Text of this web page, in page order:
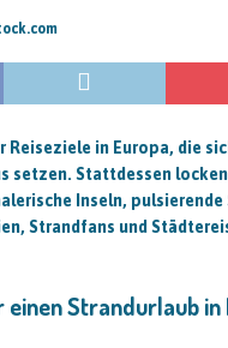
Reiseziele in Europa, die
setzen. Stattdessen
Inseln,
Strandfans und
einen Strandurlaub